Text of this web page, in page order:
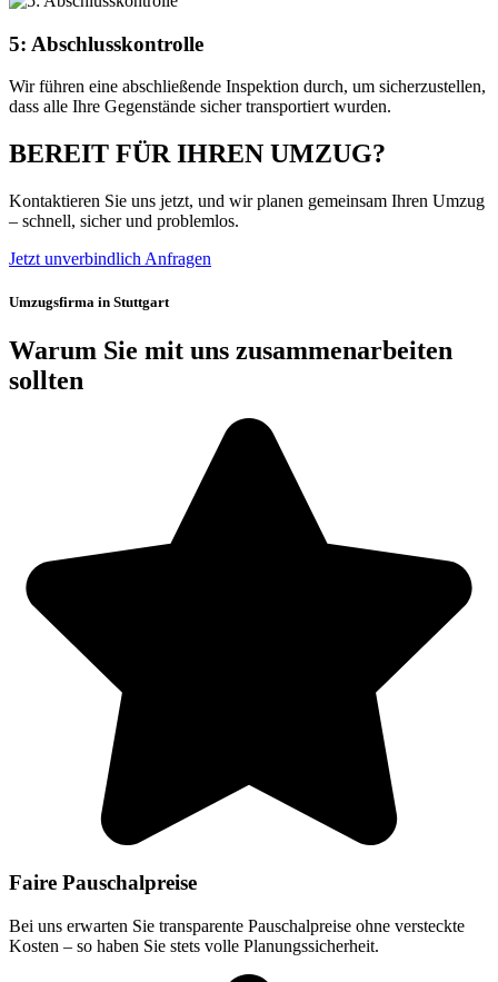
5: Abschlusskontrolle
Wir führen eine abschließende Inspektion durch, um sicherzustellen,
dass alle Ihre Gegenstände sicher transportiert wurden.
BEREIT FÜR IHREN UMZUG?
Kontaktieren Sie uns jetzt, und wir planen gemeinsam Ihren Umzug
– schnell, sicher und problemlos.
Jetzt unverbindlich Anfragen
Umzugsfirma in Stuttgart
Warum Sie mit uns zusammenarbeiten
sollten
Faire Pauschalpreise
Bei uns erwarten Sie transparente Pauschalpreise ohne versteckte
Kosten – so haben Sie stets volle Planungssicherheit.